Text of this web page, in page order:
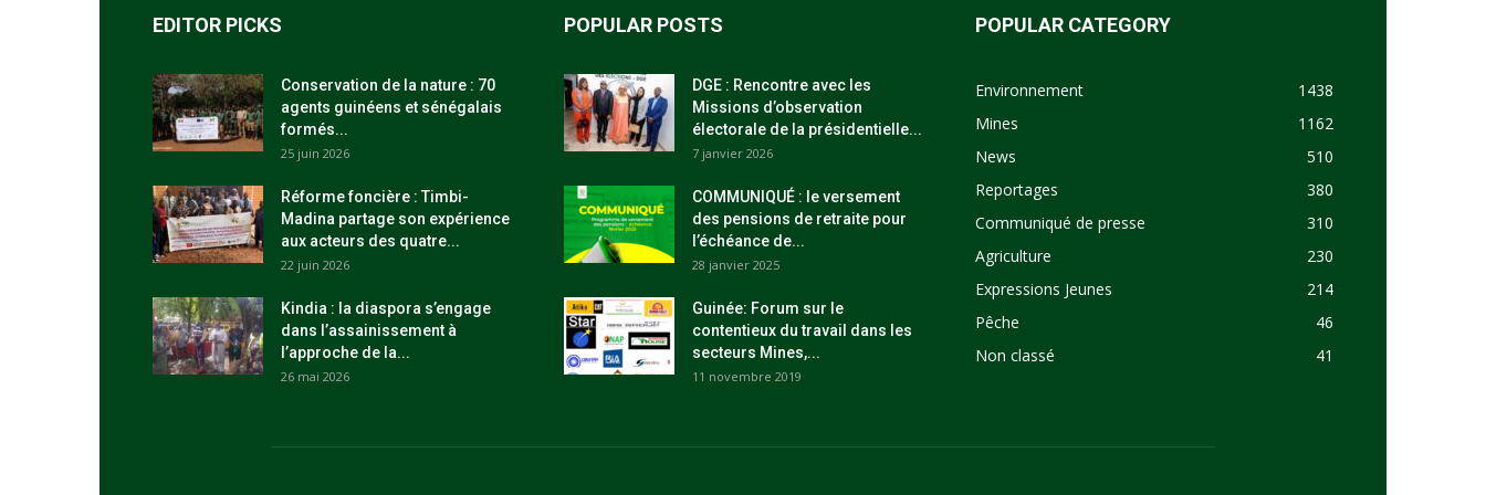
EDITOR PICKS
Conservation de la nature : 70
agents guinéens et sénégalais
formés...
25 juin 2026
Réforme foncière : Timbi-
Madina partage son expérience
aux acteurs des quatre...
22 juin 2026
Kindia : la diaspora s’engage
dans l’assainissement à
l’approche de la...
26 mai 2026
POPULAR POSTS
DGE : Rencontre avec les
Missions d’observation
électorale de la présidentielle...
7 janvier 2026
COMMUNIQUÉ : le versement
des pensions de retraite pour
l’échéance de...
28 janvier 2025
Guinée: Forum sur le
contentieux du travail dans les
secteurs Mines,...
11 novembre 2019
POPULAR CATEGORY
Environnement
1438
Mines
1162
News
510
Reportages
380
Communiqué de presse
310
Agriculture
230
Expressions Jeunes
214
Pêche
46
Non classé
41